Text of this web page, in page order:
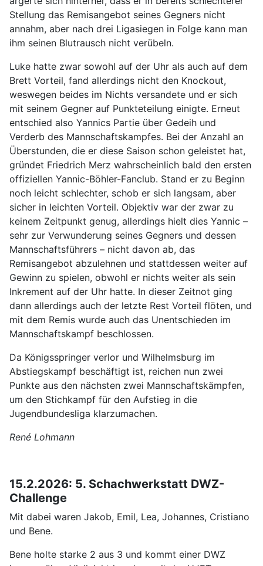
Stellung das Remisangebot seines Gegners nicht
annahm, aber nach drei Ligasiegen in Folge kann man
ihm seinen Blutrausch nicht verübeln.
Luke hatte zwar sowohl auf der Uhr als auch auf dem
Brett Vorteil, fand allerdings nicht den Knockout,
weswegen beides im Nichts versandete und er sich
mit seinem Gegner auf Punkteteilung einigte. Erneut
entschied also Yannics Partie über Gedeih und
Verderb des Mannschaftskampfes. Bei der Anzahl an
Überstunden, die er diese Saison schon geleistet hat,
gründet Friedrich Merz wahrscheinlich bald den ersten
offiziellen Yannic-Böhler-Fanclub. Stand er zu Beginn
noch leicht schlechter, schob er sich langsam, aber
sicher in leichten Vorteil. Objektiv war der zwar zu
keinem Zeitpunkt genug, allerdings hielt dies Yannic –
sehr zur Verwunderung seines Gegners und dessen
Mannschaftsführers – nicht davon ab, das
Remisangebot abzulehnen und stattdessen weiter auf
Gewinn zu spielen, obwohl er nichts weiter als sein
Inkrement auf der Uhr hatte. In dieser Zeitnot ging
dann allerdings auch der letzte Rest Vorteil flöten, und
mit dem Remis wurde auch das Unentschieden im
Mannschaftskampf beschlossen.
Da Königsspringer verlor und Wilhelmsburg im
Abstiegskampf beschäftigt ist, reichen nun zwei
Punkte aus den nächsten zwei Mannschaftskämpfen,
um den Stichkampf für den Aufstieg in die
Jugendbundesliga klarzumachen.
René Lohmann
15.2.2026: 5. Schachwerkstatt DWZ-
Challenge
Mit dabei waren Jakob, Emil, Lea, Johannes, Cristiano
und Bene.
Bene holte starke 2 aus 3 und kommt einer DWZ